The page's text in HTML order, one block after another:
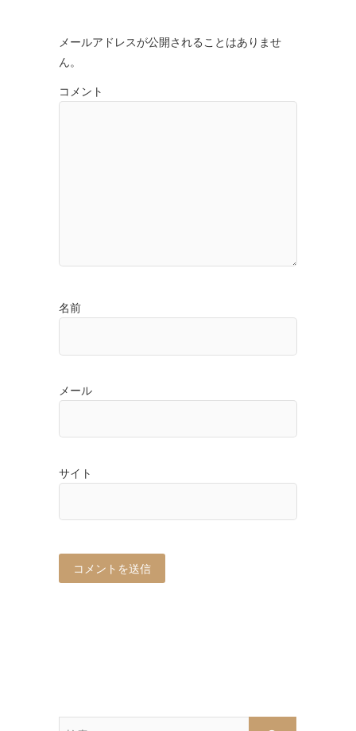
メールアドレスが公開されることはありませ
ん。
コメント
名前
メール
サイト